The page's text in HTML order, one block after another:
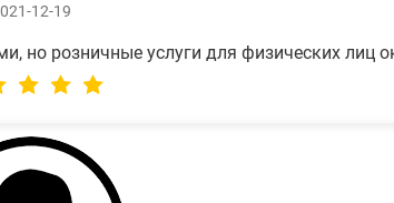
12-19
но розничные услуги для физических лиц